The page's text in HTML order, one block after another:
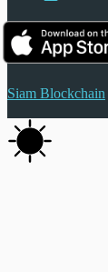
Siam Blockchain